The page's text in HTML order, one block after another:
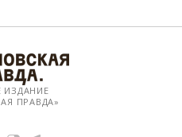
ИЗДАНИЕ
ПРАВДА»